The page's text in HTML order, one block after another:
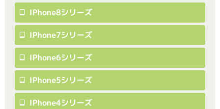
IPhone8シリーズ
IPhone7シリーズ
IPhone6シリーズ
IPhone5シリーズ
IPhone4シリーズ